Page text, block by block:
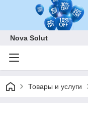
Nova Solut
Товары и услуги